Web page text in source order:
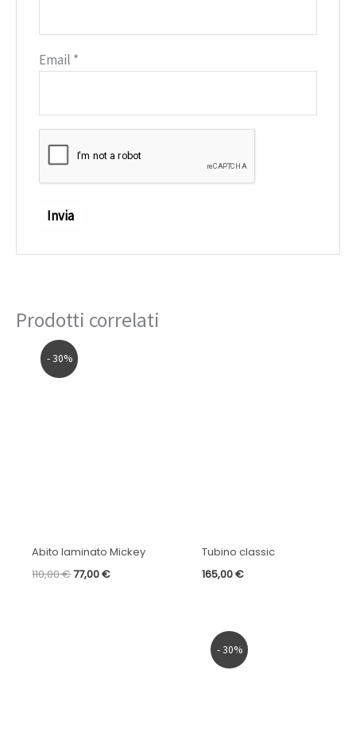
Email *
Prodotti correlati
- 30%
Abito laminato Mickey
110,00€
Il
prezzo
originale
77,00€
Tubino classic
165,00€
- 30%
Il
prezzo
originale